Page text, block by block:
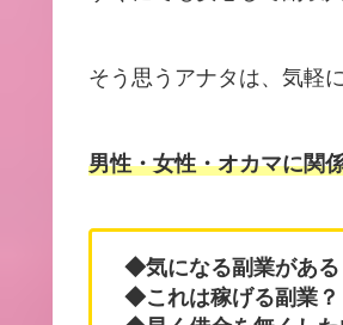
そう思うアナタは、気軽
男性・女性・オカマに関
◆気になる副業がある
◆これは稼げる副業？